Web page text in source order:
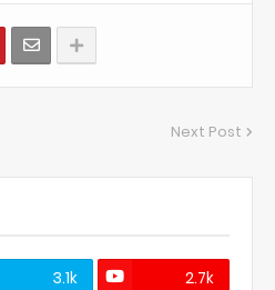
Next Post
3.1k
2.7k